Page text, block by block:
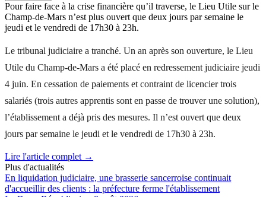
Pour faire face à la crise financière qu’il traverse, le Lieu Utile sur le
Champ-de-Mars n’est plus ouvert que deux jours par semaine le
jeudi et le vendredi de 17h30 à 23h.
Le tribunal judiciaire a tranché. Un an après son ouverture, le Lieu
Utile du Champ-de-Mars a été placé en redressement judiciaire jeudi
4 juin. En cessation de paiements et contraint de licencier trois
salariés (trois autres apprentis sont en passe de trouver une solution),
l’établissement a déjà pris des mesures. Il n’est ouvert que deux
jours par semaine le jeudi et le vendredi de 17h30 à 23h.
Lire l'article complet →
Plus d'actualités
En liquidation judiciaire, une brasserie sancerroise continuait
d'accueillir des clients : la préfecture ferme l'établissement